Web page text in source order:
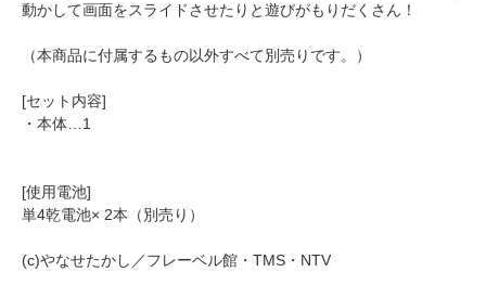
動かして画面をスライドさせたりと遊びがもりだくさん！
（本商品に付属するもの以外すべて別売りです。）
[セット内容]
・本体…1
[使用電池]
単4乾電池× 2本（別売り）
(c)やなせたかし／フレーベル館・TMS・NTV